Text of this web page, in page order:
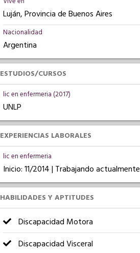
Luján, Provincia de Buenos Aires
Nacionalidad
Argentina
ESTUDIOS/CURSOS
lic en enfermeria (2017)
UNLP
EXPERIENCIAS LABORALES
lic en enfermeria
Inicio: 11/2014 | Trabajando actualmente
HABILIDADES Y APTITUDES
Discapacidad Motora
Discapacidad Visceral